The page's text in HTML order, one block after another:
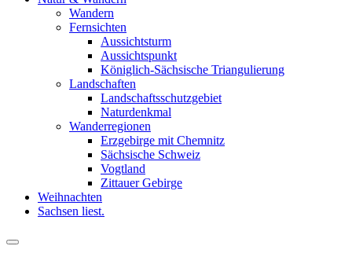
Wandern
Fernsichten
Aussichtsturm
Aussichtspunkt
Königlich-Sächsische Triangulierung
Landschaften
Landschaftsschutzgebiet
Naturdenkmal
Wanderregionen
Erzgebirge mit Chemnitz
Sächsische Schweiz
Vogtland
Zittauer Gebirge
Weihnachten
Sachsen liest.